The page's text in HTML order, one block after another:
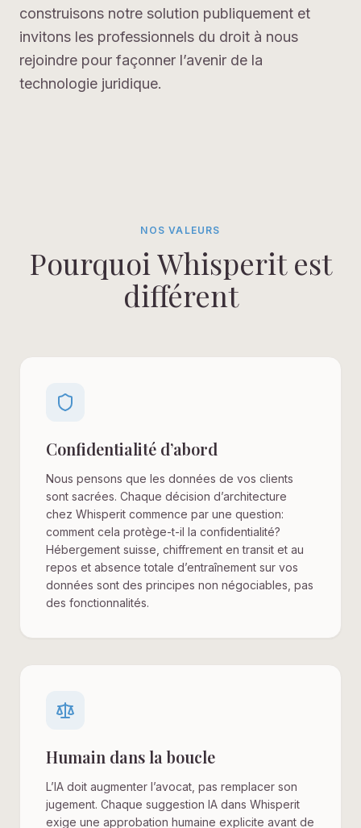
construisons notre solution publiquement et
invitons les professionnels du droit à nous
rejoindre pour façonner l’avenir de la
technologie juridique.
NOS VALEURS
Pourquoi Whisperit est
différent
Confidentialité d’abord
Nous pensons que les données de vos clients
sont sacrées. Chaque décision d’architecture
chez Whisperit commence par une question:
comment cela protège-t-il la confidentialité?
Hébergement suisse, chiffrement en transit et au
repos et absence totale d’entraînement sur vos
données sont des principes non négociables, pas
des fonctionnalités.
Humain dans la boucle
L’IA doit augmenter l’avocat, pas remplacer son
jugement. Chaque suggestion IA dans Whisperit
exige une approbation humaine explicite avant de